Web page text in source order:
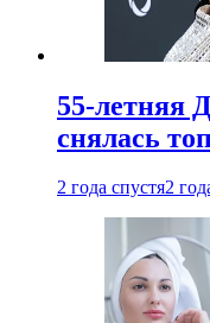
55-летняя
снялась
2 года спустя2